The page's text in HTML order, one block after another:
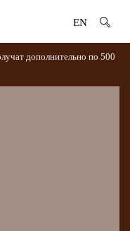
EN
дополнительно по 500